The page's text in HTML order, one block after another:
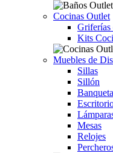
Cocinas Outlet
Griferías
Kits
Muebles de
Sillas
Sillón
Mesas
Relojes